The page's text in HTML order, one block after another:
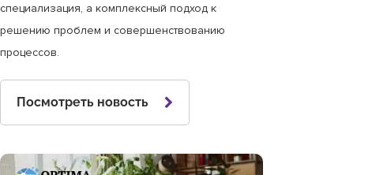
специализация, а комплексный подход к
решению проблем и совершенствованию
процессов.
Посмотреть новость